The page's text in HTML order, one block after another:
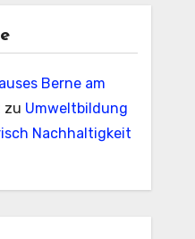
Berne am
zu Umweltbildung
Nachhaltigkeit